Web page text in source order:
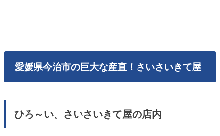
愛媛県今治市の巨大な産直！さいさいきて屋
ひろ～い、さいさいきて屋の店内